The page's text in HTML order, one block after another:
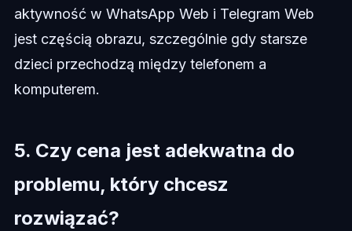
aktywność w WhatsApp Web i Telegram Web
jest częścią obrazu, szczególnie gdy starsze
dzieci przechodzą między telefonem a
komputerem.
5. Czy cena jest adekwatna do
problemu, który chcesz
rozwiązać?